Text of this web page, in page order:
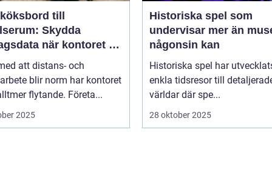
till
Skydda
när kontoret är
att distans- och
blir norm har kontoret
flytande. Företa...
2025
Historiska spel som
undervisar mer än
någonsin kan
Historiska spel har
enkla tidsresor till
världar där spe...
28 oktober 2025